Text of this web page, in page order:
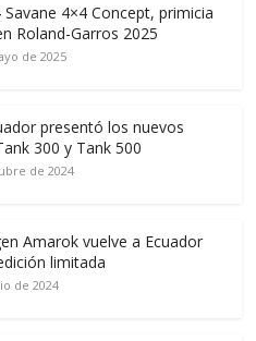
Savane 4×4 Concept, primicia
Roland-Garros 2025
de 2025
presentó los nuevos
300 y Tank 500
de 2024
Amarok vuelve a Ecuador
limitada
de 2024